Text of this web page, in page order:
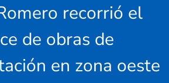
recorrió el
de obras de
en zona oeste